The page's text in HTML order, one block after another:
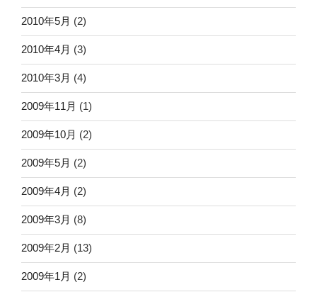
2010年5月 (2)
2010年4月 (3)
2010年3月 (4)
2009年11月 (1)
2009年10月 (2)
2009年5月 (2)
2009年4月 (2)
2009年3月 (8)
2009年2月 (13)
2009年1月 (2)